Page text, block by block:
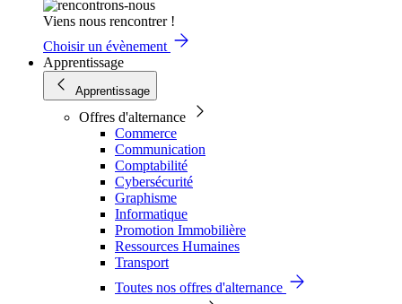
Viens nous rencontrer !
Choisir un évènement
Apprentissage
Apprentissage
Offres d'alternance
Commerce
Communication
Comptabilité
Cybersécurité
Graphisme
Informatique
Promotion Immobilière
Ressources Humaines
Transport
Toutes nos offres d'alternance